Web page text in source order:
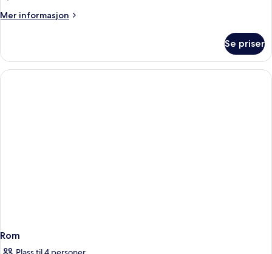
Mer informasjon
Mer
balkong
(Plus)
Se priser
Rom